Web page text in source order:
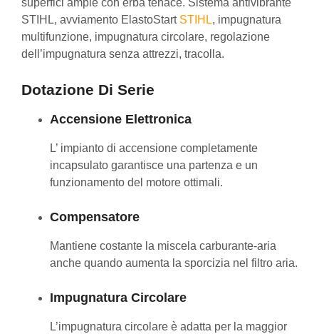
superfici ampie con erba tenace. Sistema antivibrante
STIHL, avviamento ElastoStartSTIHL, impugnatura
multifunzione, impugnatura circolare, regolazione
dell’impugnatura senza attrezzi, tracolla.
Dotazione Di Serie
Accensione Elettronica
L’ impianto di accensione completamente
incapsulato garantisce una partenza e un
funzionamento del motore ottimali.
Compensatore
Mantiene costante la miscela carburante-aria
anche quando aumenta la sporcizia nel filtro aria.
Impugnatura Circolare
L’impugnatura circolare è adatta per la maggior